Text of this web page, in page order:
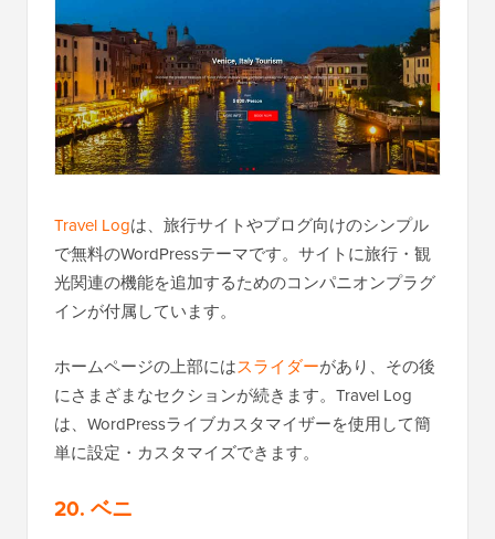
Travel Logは、旅行サイトやブログ向けのシンプル
で無料のWordPressテーマです。サイトに旅行・観
光関連の機能を追加するためのコンパニオンプラグ
インが付属しています。
ホームページの上部にはスライダーがあり、その後
にさまざまなセクションが続きます。Travel Log
は、WordPressライブカスタマイザーを使用して簡
単に設定・カスタマイズできます。
20. ベニ